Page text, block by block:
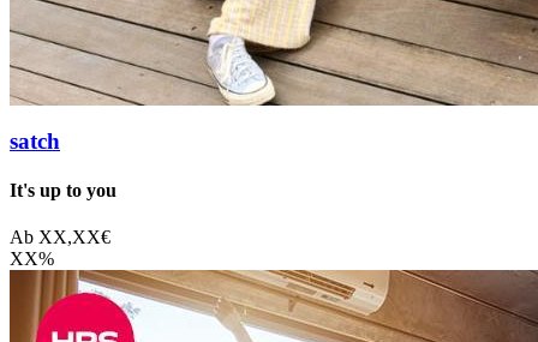
satch
It's up to you
Ab XX,XX€
XX%